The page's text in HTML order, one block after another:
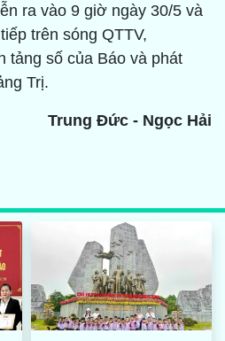
ra vào 9 giờ ngày 30/5 và
trên sóng QTTV,
tảng số của Báo và phát
Trị.
Trung Đức - Ngọc Hải